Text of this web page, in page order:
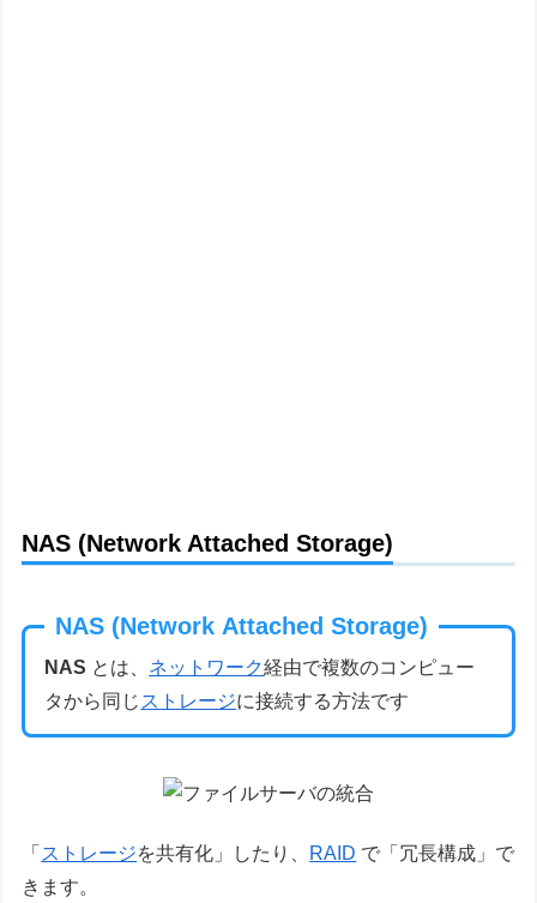
NAS (Network Attached Storage)
NAS (Network Attached Storage)
NAS とは、 ネットワーク経由で複数のコンピュー
タから同じ ストレージに接続する方法です
「 ストレージを共有化」したり、 RAID で「冗長構成」で
きます。